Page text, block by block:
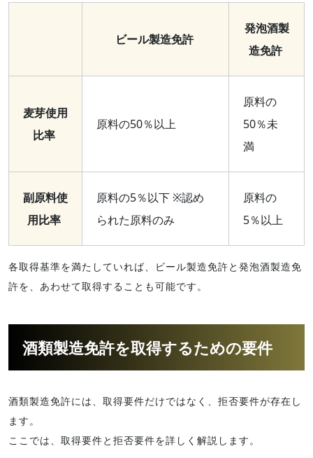
ビール製造免許
発泡酒製
造免許
麦芽使用
比率
原料の50％以上
原料の
50％未
満
副原料使
用比率
原料の5％以下 ※認め
られた原料のみ
原料の
5％以上
各取得基準を満たしていれば、ビール製造免許と発泡酒製造免
許を、あわせて取得することも可能です。
酒類製造免許を取得するための要件
酒類製造免許には、取得要件だけではなく、拒否要件が存在し
ます。
ここでは、取得要件と拒否要件を詳しく解説します。